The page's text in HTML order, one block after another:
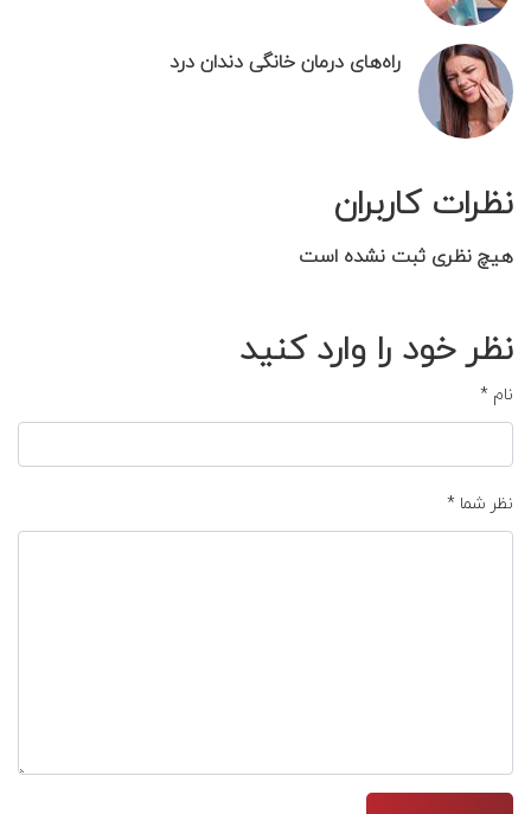
راه‌های درمان خانگی دندان درد
نظرات کاربران
هیچ نظری ثبت نشده است
نظر خود را وارد کنید
نام *
نظر شما *